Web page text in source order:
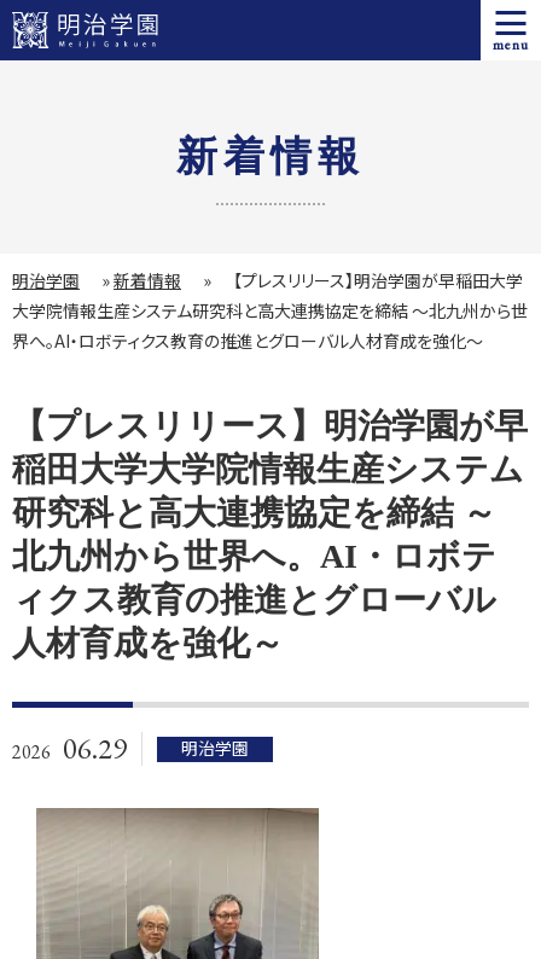
menu
新着情報
明治学園 »新着情報 »
【プレスリリース】明治学園が早稲田大学
大学院情報生産システム研究科と高大連携協定を締結 ～北九州から世
界へ。AI・ロボティクス教育の推進とグローバル人材育成を強化～
【プレスリリース】明治学園が早
稲田大学大学院情報生産システム
研究科と高大連携協定を締結 ～
北九州から世界へ。AI・ロボテ
ィクス教育の推進とグローバル
人材育成を強化～
2026 06.29 明治学園